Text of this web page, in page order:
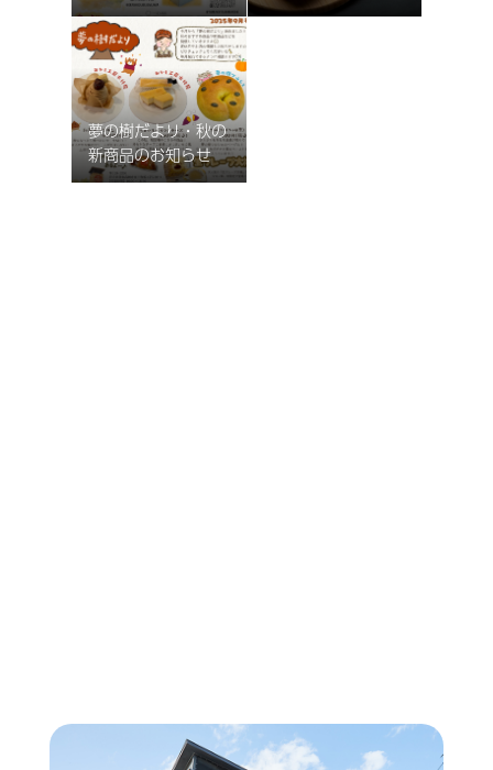
2025.12.24
夢の樹だより・秋の
新商品のお知らせ